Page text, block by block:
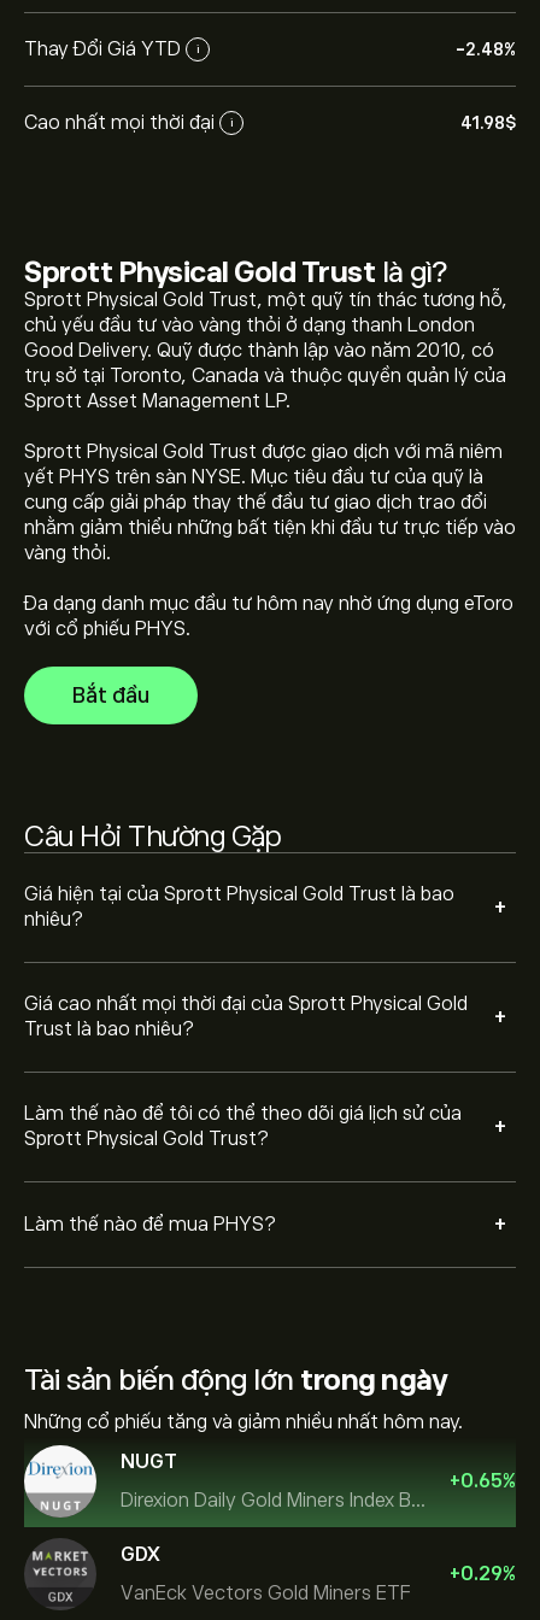
Thay Đổi Giá YTD i -2.48%
Cao nhất mọi thời đại i 41.98‎$‎
Sprott Physical Gold Trust là gì?
Sprott Physical Gold Trust, một quỹ tín thác tương hỗ,
chủ yếu đầu tư vào vàng thỏi ở dạng thanh London
Good Delivery. Quỹ được thành lập vào năm 2010, có
trụ sở tại Toronto, Canada và thuộc quyền quản lý của
Sprott Asset Management LP.
Sprott Physical Gold Trust được giao dịch với mã niêm
yết PHYS trên sàn NYSE. Mục tiêu đầu tư của quỹ là
cung cấp giải pháp thay thế đầu tư giao dịch trao đổi
nhằm giảm thiểu những bất tiện khi đầu tư trực tiếp vào
vàng thỏi.
Đa dạng danh mục đầu tư hôm nay nhờ ứng dụng eToro
với cổ phiếu PHYS.
Bắt đầu
Câu Hỏi Thường Gặp
Giá hiện tại của Sprott Physical Gold Trust là bao
nhiêu?
+
Giá hiện tại của PHYS là 32.20‎$‎
Giá cao nhất mọi thời đại của Sprott Physical Gold
Trust là bao nhiêu?
+
Giá cao nhất mọi thời đại của Sprott Physical Gold
Trust là 41.98‎$‎
Làm thế nào để tôi có thể theo dõi giá lịch sử của
Sprott Physical Gold Trust?
+
Chọn khung thời gian "1D" hoặc "1W" trên biểu đồ eToro
Physical Gold Trust. Giá của Sprott Physical Gold Trust
dao động trong khoảng từ 6.18‎$‎ trong năm qua.
Làm thế nào để mua PHYS? +
Để mua PHYS, truy cập trang "Sprott Physical Gold
mức giá cụ thể trong tương lai.
Tài sản biến động lớn trong ngày
Những cổ phiếu tăng và giảm nhiều nhất hôm nay.
NUGT
Direxion Daily Gold Miners Index Bull 2X ETF
+0.65%
GDX
VanEck Vectors Gold Miners ETF
+0.29%